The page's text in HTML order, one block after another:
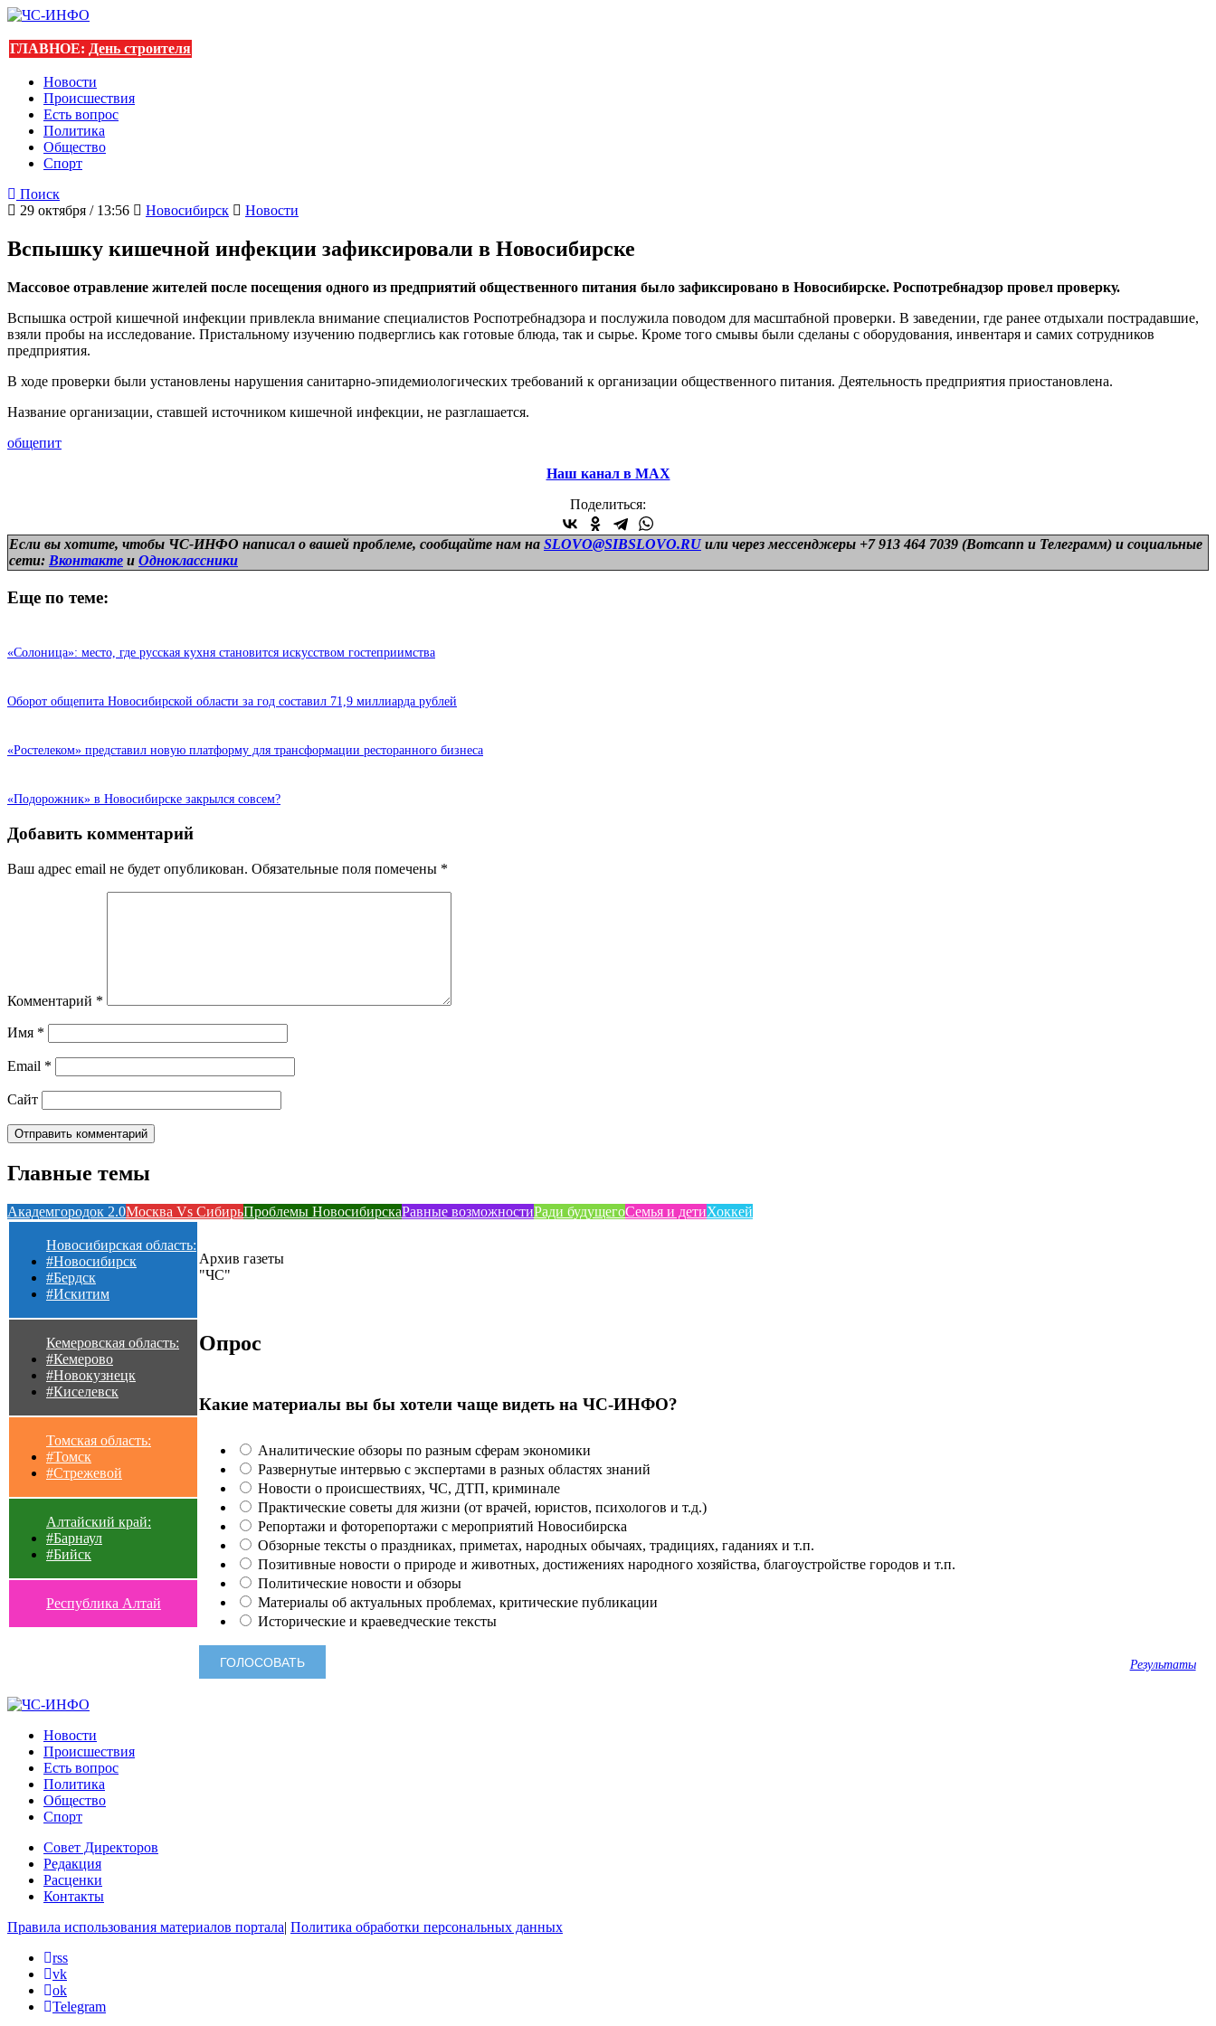
ГЛАВНОЕ: День строителя
Новости
Происшествия
Есть вопрос
Политика
Общество
Спорт
Поиск
29 октября / 13:56
Новосибирск Новости
Вспышку кишечной инфекции зафиксировали в Новосибирске
Массовое отравление жителей после посещения одного из предприятий общественного питания было зафиксировано в Новосибирске. Роспотребнадзор провел проверку.
Вспышка острой кишечной инфекции привлекла внимание специалистов Роспотребнадзора и послужила поводом для масштабной проверки. В заведении, где ранее отдыхали пострадавшие,
взяли пробы на исследование. Пристальному изучению подверглись как готовые блюда, так и сырье. Кроме того смывы были сделаны с оборудования, инвентаря и самих сотрудников
предприятия.
В ходе проверки были установлены нарушения санитарно-эпидемиологических требований к организации общественного питания. Деятельность предприятия приостановлена.
Название организации, ставшей источником кишечной инфекции, не разглашается.
общепит
Наш канал в МАХ
Поделиться:
Если вы хотите, чтобы ЧС-ИНФО написал о вашей проблеме, сообщайте нам на SLOVO@SIBSLOVO.RU или через мессенджеры +7 913 464 7039 (Вотсапп и Телеграмм) и социальные
сети: Вконтакте и Одноклассники
Еще по теме:
«Солоница»: место, где русская кухня становится искусством гостеприимства
Оборот общепита Новосибирской области за год составил 71,9 миллиарда рублей
«Ростелеком» представил новую платформу для трансформации ресторанного бизнеса
«Подорожник» в Новосибирске закрылся совсем?
Добавить комментарий
Ваш адрес email не будет опубликован. Обязательные поля помечены *
Комментарий *
Имя *
Email *
Сайт
Главные темы
Академгородок 2.0Москва Vs СибирьПроблемы НовосибирскаРавные возможностиРади будущегоСемья и детиХоккей
Новосибирская область:
#Новосибирск
#Бердск
#Искитим
Кемеровская область:
#Кемерово
#Новокузнецк
#Киселевск
Томская область:
#Томск
#Стрежевой
Алтайский край:
#Барнаул
#Бийск
Республика Алтай
Архив газеты
"ЧС"
Опрос
Какие материалы вы бы хотели чаще видеть на ЧС-ИНФО?
Аналитические обзоры по разным сферам экономики
Развернутые интервью с экспертами в разных областях знаний
Новости о происшествиях, ЧС, ДТП, криминале
Практические советы для жизни (от врачей, юристов, психологов и т.д.)
Репортажи и фоторепортажи с мероприятий Новосибирска
Обзорные тексты о праздниках, приметах, народных обычаях, традициях, гаданиях и т.п.
Позитивные новости о природе и животных, достижениях народного хозяйства, благоустройстве городов и т.п.
Политические новости и обзоры
Материалы об актуальных проблемах, критические публикации
Исторические и краеведческие тексты
Результаты
Новости
Происшествия
Есть вопрос
Политика
Общество
Спорт
Совет Директоров
Редакция
Расценки
Контакты
Правила использования материалов портала| Политика обработки персональных данных
rss
vk
ok
Telegram